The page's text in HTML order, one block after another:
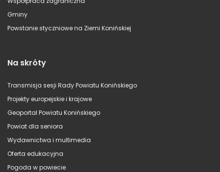
Gminy
Powstanie styczniowe na Ziemi Konińskiej
Na skróty
Transmisja sesji Rady Powiatu Konińskiego
Projekty europejskie i krajowe
Geoportal Powiatu Konińskiego
Powiat dla seniora
Wydawnictwa i multimedia
Oferta edukacyjna
Pogoda w powiecie